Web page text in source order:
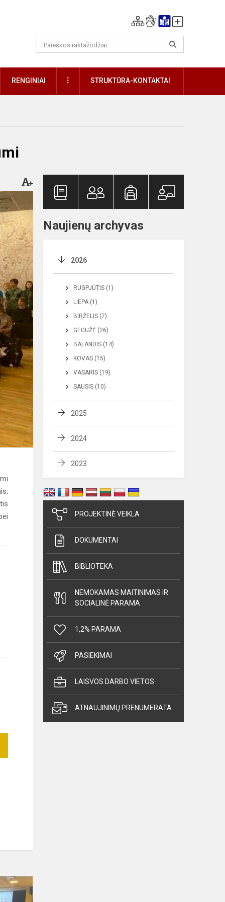
RENGINIAI DAUGIAUSTRUKTŪRA-KONTAKTAI
paskaita
Naujienų archyvas
2026
RUGPJŪTIS (1)
LIEPA (1)
BIRŽELIS (7)
GEGUŽĖ (26)
BALANDIS (14)
KOVAS (15)
VASARIS (19)
SAUSIS (10)
2025
2024
2023
PROJEKTINĖ VEIKLA
DOKUMENTAI
BIBLIOTEKA
NEMOKAMAS MAITINIMAS IR
SOCIALINĖ PARAMA
1,2% PARAMA
PASIEKIMAI
LAISVOS DARBO VIETOS
ATNAUJINIMŲ PRENUMERATA